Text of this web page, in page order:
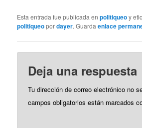
sabemos lo que está de
moda y lo que no.
Esta entrada fue publicada enpolitiqueoy
politiqueopordayer. Guardaenlace
Deja una respuesta
Tu dirección de correo electrónico no
campos obligatorios están marcados